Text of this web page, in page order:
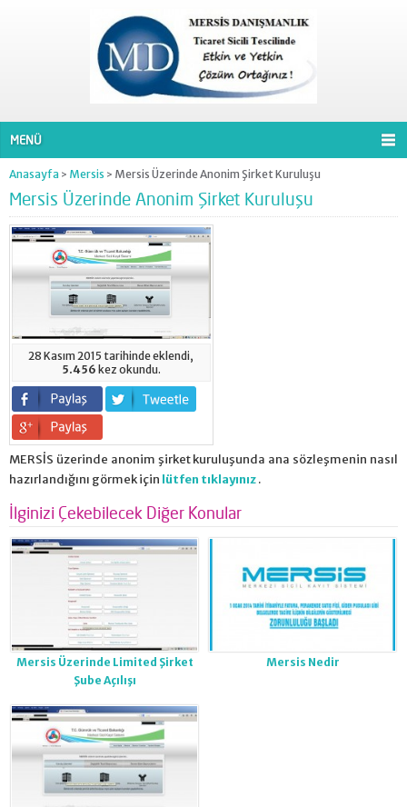
MENÜ
Anasayfa > Mersis > Mersis Üzerinde Anonim Şirket Kuruluşu
Mersis Üzerinde Anonim Şirket Kuruluşu
28 Kasım 2015 tarihinde eklendi,
5.456 kez okundu.
MERSİS üzerinde anonim şirket kuruluşunda ana sözleşmenin nasıl
hazırlandığını görmek için lütfen tıklayınız.
İlginizi Çekebilecek Diğer Konular
Mersis Üzerinde Limited Şirket
Şube Açılışı
Mersis Nedir